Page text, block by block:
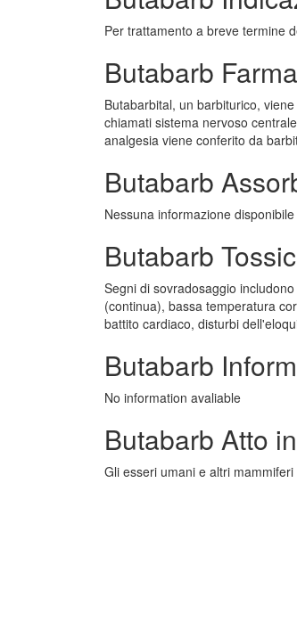
Per trattamento a breve termine
Butabarb
Butabarbital, un barbiturico,
chiamati sistema nervoso
analgesia viene conferito da
Butabarb
Nessuna informazione disponibile
Butabarb
Segni di sovradosaggio
(continua), bassa temperatura
battito cardiaco, disturbi
Butabarb
No information avaliable
Butabarb Atto
Gli esseri umani e altri mammiferi